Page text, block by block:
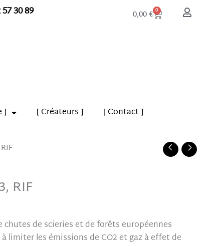
30 89 0,00€ 0
Panier
] [ Créateurs ] [ Contact ]
RIF
de scieries et de forêts européennes
limiter les émissions de CO2 et gaz à effet de